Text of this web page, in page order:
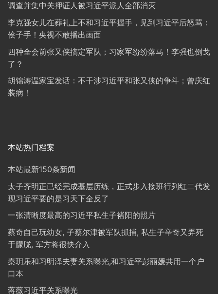
调查并集中关押证人被习近平派人全部消灭
李克强女儿在葬礼上不和习近平握手，见到习近平后怒骂：
侩子手！央视不敢播出画面
四种全会前张又侠搞定军队；习家军纷纷落马！李强也倒戈
了？
胡锦涛温家宝发话：不干涉习近平和张又侠的争斗；曾庆红
装病！
本站热门档案
本站最新150条新闻
太子齐明正已经完成基层历练，正式步入接班行列红二代发
现习近平要的是习天下全反了
一张清晰度最高的习近平私生子褚阳的照片
蔡奇自己玩幼女, 子蔡尔津被军队抓捕, 私生子辛奇又弄死
于朦胧, 军方将很快介入
秦玥乐和习明泽夫妻关系曝光,和习近平彭丽媛共用一个户
口本
蒋薇习近平关系曝光